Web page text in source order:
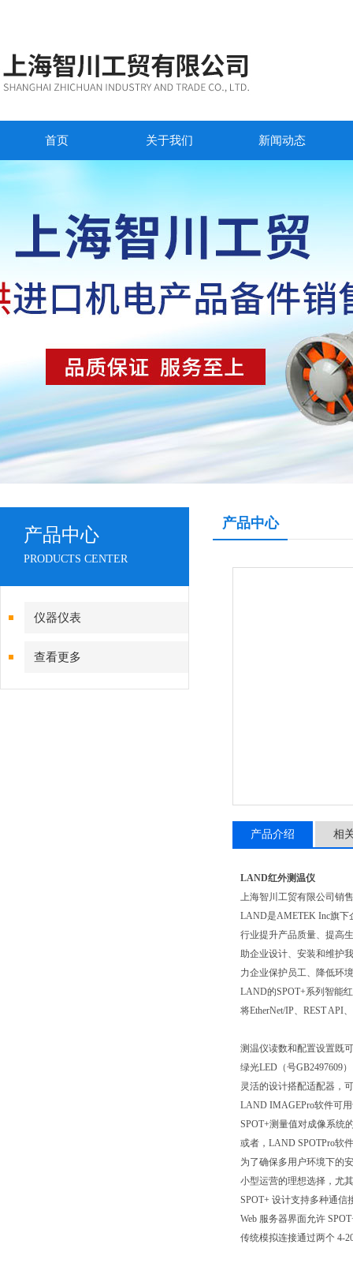
首页 关于我们 新闻动态
产品中心
PRODUCTS CENTER
仪器仪表
查看更多
产品中心
产品介绍 相
LAND红外测温仪
上海智川工贸有限公司销
LAND是AMETEK Inc旗下
行业提升产品质量、提高
助企业设计、安装和维护
力企业保护员工、降低环
LAND的SPOT+系列智能
将EtherNet/IP、REST API
测温仪读数和配置设置既
绿光LED（号GB2497609
灵活的设计搭配适配器，
LAND IMAGEPro软件可
SPOT+测量值对成像系统
或者，LAND SPOTPro软
为了确保多用户环境下的
小型运营的理想选择，尤
SPOT+ 设计支持多种通信
Web 服务器界面允许
传统模拟连接通过两个 4-